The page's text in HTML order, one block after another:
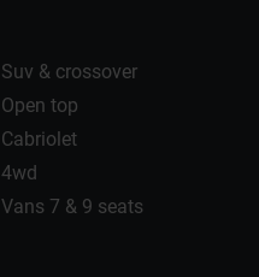
Suv & crossover
Open top
Cabriolet
4wd
Vans 7 & 9 seats